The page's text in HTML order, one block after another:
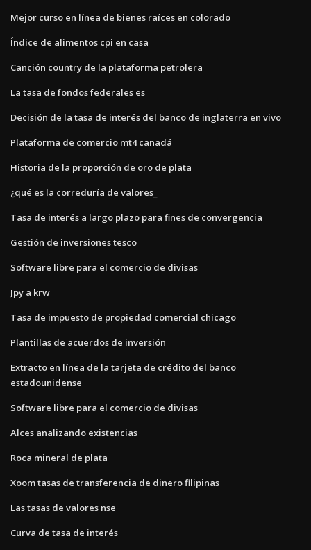
Mejor curso en línea de bienes raíces en colorado
Índice de alimentos cpi en casa
Canción country de la plataforma petrolera
La tasa de fondos federales es
Decisión de la tasa de interés del banco de inglaterra en vivo
Plataforma de comercio mt4 canadá
Historia de la proporción de oro de plata
¿qué es la correduría de valores_
Tasa de interés a largo plazo para fines de convergencia
Gestión de inversiones tesco
Software libre para el comercio de divisas
Jpy a krw
Tasa de impuesto de propiedad comercial chicago
Plantillas de acuerdos de inversión
Extracto en línea de la tarjeta de crédito del banco
estadounidense
Software libre para el comercio de divisas
Alces analizando existencias
Roca mineral de plata
Xoom tasas de transferencia de dinero filipinas
Las tasas de valores nse
Curva de tasa de interés